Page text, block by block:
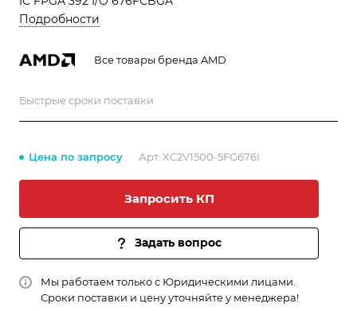
Подробности
Все товары бренда AMD
Быстрые сроки поставки
Цена по запросу Арт. XC2V1500-5FG676I
Запросить КП
Задать вопрос
Мы работаем только с Юридическими лицами.
Сроки поставки и цену уточняйте у менеджера!